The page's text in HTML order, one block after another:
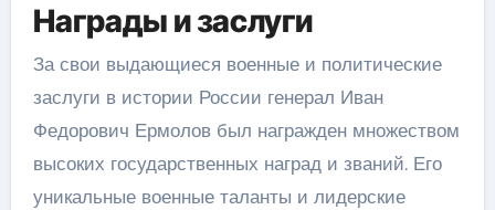
Награды и заслуги
За свои выдающиеся военные и политические
заслуги в истории России генерал Иван
Федорович Ермолов был награжден множеством
высоких государственных наград и званий. Его
уникальные военные таланты и лидерские